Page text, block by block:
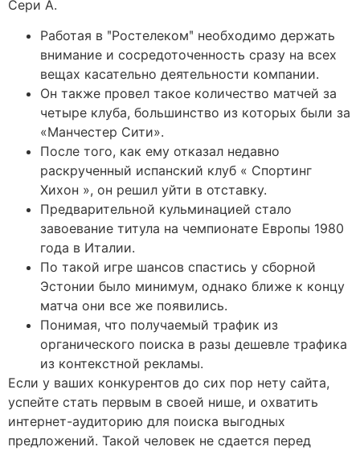
Сери А.
Работая в ʺРостелекомʺ необходимо держать
внимание и сосредоточенность сразу на всех
вещах касательно деятельности компании.
Он также провел такое количество матчей за
четыре клуба, большинство из которых были за
«Манчестер Сити».
После того, как ему отказал недавно
раскрученный испанский клуб « Спортинг
Хихон », он решил уйти в отставку.
Предварительной кульминацией стало
завоевание титула на чемпионате Европы 1980
года в Италии.
По такой игре шансов спастись у сборной
Эстонии было минимум, однако ближе к концу
матча они все же появились.
Понимая, что получаемый трафик из
органического поиска в разы дешевле трафика
из контекстной рекламы.
Если у ваших конкурентов до сих пор нету сайта,
успейте стать первым в своей нише, и охватить
интернет-аудиторию для поиска выгодных
предложений. Такой человек не сдается перед